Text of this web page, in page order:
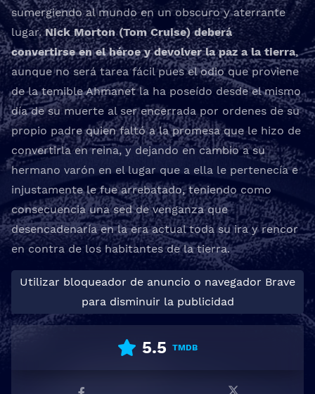
sumergiendo al mundo en un obscuro y aterrante
lugar.Nick Morton (Tom Cruise) deberá
convertirse en el héroe y devolver la paz a la tierra,
aunque no será tarea fácil pues el odio que proviene
de la temible Ahmanet la ha poseído desde el mismo
día de su muerte al ser encerrada por ordenes de su
propio padre quien faltó a la promesa que le hizo de
convertirla en reina, y dejando en cambio a su
hermano varón en el lugar que a ella le pertenecía e
injustamente le fue arrebatado, teniendo como
consecuencia una sed de venganza que
desencadenaría en la era actual toda su ira y rencor
en contra de los habitantes de la tierra.
Utilizar bloqueador de anuncio o navegador Brave
para disminuir la publicidad
5.5 TMDB